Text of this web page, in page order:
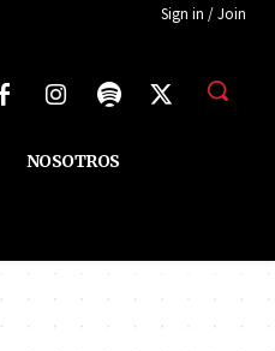
Sign in / Join
NOSOTROS